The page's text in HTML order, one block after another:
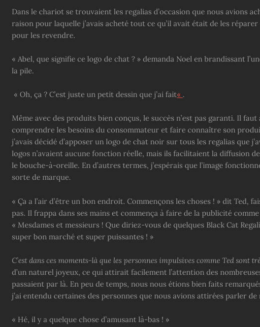
Dans le chariot se trouvaient les regalias d’occasion que nous avions
raison pour laquelle j’avais acheté tout ce qu’il avait était de les
pour les revendre.
« Abel, que signifie ce logo de chat ? » demanda Noel en brandissant
la pile.
« Oh, ça ? C’est juste un petit dessin que j’ai fait« .
Même avec des produits bien conçus, le succès n’est pas garanti. Il faut
comprendre les besoins du consommateur et faire connaître son
j’avais décidé d’apposer un logo de chat noir sur tous les regalias que
logos n’avaient aucune fonction réelle, mais ils facilitaient la diffusion
le bouche-à-oreille. En d’autres termes, j’espérais que l’image
sorte de marque.
« Ça a l’air d’être un bon endroit. Commençons les choses ! » dit Ted,
pas. Il frappa dans ses mains et commença à faire de la publicité
« Mesdames et messieurs ! Que diriez-vous de quelques Black Cat
super bon marché et super puissantes ! »
C’est dans ces moments-là que les personnes impulsives comme Ted sont
d’un naturel joyeux, ce qui attirait facilement l’attention des
passaient par là. En peu de temps, nous nous étions bien faits
j’ai entendu certaines des personnes que nous avions attirées parler de
« Hé, il y a quelque chose d’amusant là-bas ! »